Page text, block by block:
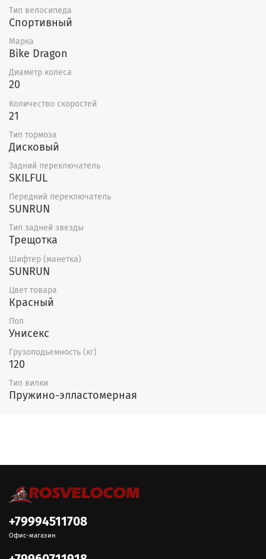
Тип велосипеда
Спортивный
Марка
Bike Dragon
Диаметр колеса
20
Количество скоростей
21
Тип тормоза
Дисковый
Задний переключатель
SKILFUL
Передний переключатель
SUNRUN
Тип задней звезды
Трещотка
Шифтер (манетка)
SUNRUN
Цвет товара
Красный
Пол
Унисекс
Грузоподьемность (кг)
120
Тип вилки
Пружино-элластомерная
+79994511708
Офис-магазин